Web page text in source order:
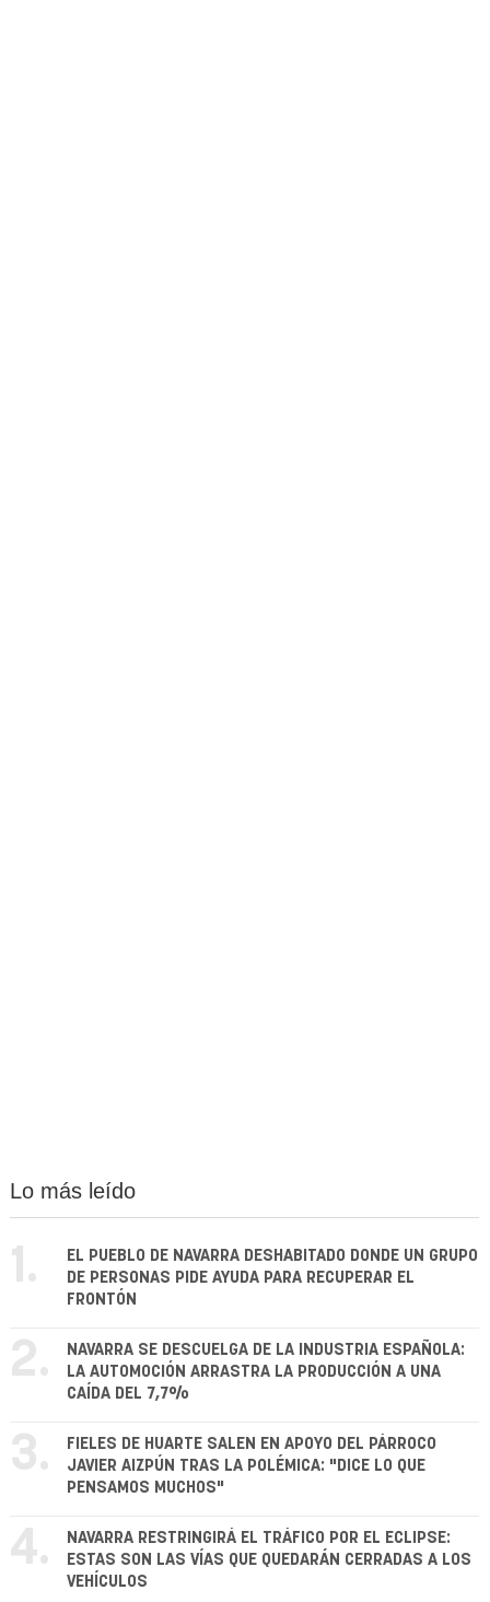
Lo más leído
1.
EL PUEBLO DE NAVARRA DESHABITADO DONDE UN GRUPO
DE PERSONAS PIDE AYUDA PARA RECUPERAR EL
FRONTÓN
2.
NAVARRA SE DESCUELGA DE LA INDUSTRIA ESPAÑOLA:
LA AUTOMOCIÓN ARRASTRA LA PRODUCCIÓN A UNA
CAÍDA DEL 7,7%
3.
FIELES DE HUARTE SALEN EN APOYO DEL PÁRROCO
JAVIER AIZPÚN TRAS LA POLÉMICA: "DICE LO QUE
PENSAMOS MUCHOS"
4.
NAVARRA RESTRINGIRÁ EL TRÁFICO POR EL ECLIPSE:
ESTAS SON LAS VÍAS QUE QUEDARÁN CERRADAS A LOS
VEHÍCULOS